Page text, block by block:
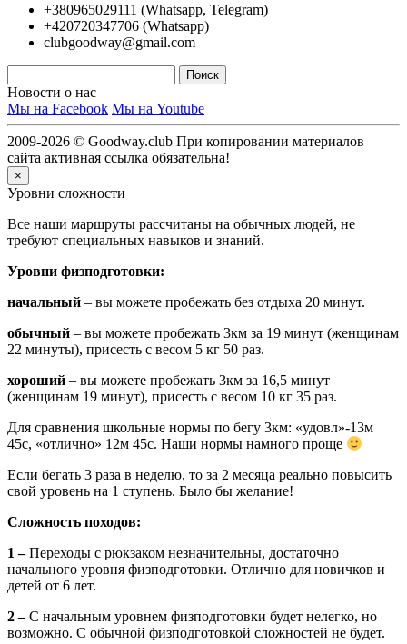
+380965029111 (Whatsapp, Telegram)
+420720347706 (Whatsapp)
clubgoodway@gmail.com
Новости о нас
Мы на Facebook Мы на Youtube
2009-2026 © Goodway.club При копировании материалов
сайта активная ссылка обязательна!
×
Уровни сложности
Все наши маршруты рассчитаны на обычных людей, не
требуют специальных навыков и знаний.
Уровни физподготовки:
начальный – вы можете пробежать без отдыха 20 минут.
обычный – вы можете пробежать 3км за 19 минут (женщинам
22 минуты), присесть с весом 5 кг 50 раз.
хороший – вы можете пробежать 3км за 16,5 минут
(женщинам 19 минут), присесть с весом 10 кг 35 раз.
Для сравнения школьные нормы по бегу 3км: «удовл»-13м
45с, «отлично» 12м 45с. Наши нормы намного проще
Если бегать 3 раза в неделю, то за 2 месяца реально повысить
свой уровень на 1 ступень. Было бы желание!
Сложность походов:
1 –Переходы с рюкзаком незначительны, достаточно
начального уровня физподготовки. Отлично для новичков и
детей от 6 лет.
2 –С начальным уровнем физподготовки будет нелегко, но
возможно. С обычной физподготовкой сложностей не будет.